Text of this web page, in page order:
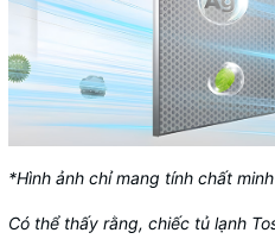
*Hình ảnh chỉ mang tính chất
Có thể thấy rằng, chiếc tủ lạnh